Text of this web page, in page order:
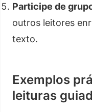
Participe de
outros leitores
texto.
Exemplos
leituras